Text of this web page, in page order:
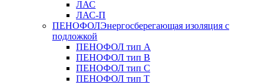
ЛАС
ЛАС-П
ПЕНОФОЛЭнергосберегающая изоляция с
подложкой
ПЕНОФОЛ тип А
ПЕНОФОЛ тип B
ПЕНОФОЛ тип C
ПЕНОФОЛ тип T